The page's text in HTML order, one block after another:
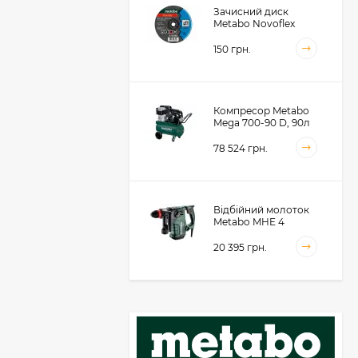
Зачисний диск
Metabo Novoflex
(616468000)
150 грн.
Компресор Metabo
Mega 700-90 D, 90л
78 524 грн.
Відбійний молоток
Metabo MHE 4
20 395 грн.
фрезер для обробки
металевих крайок
Metabo KFMVB 18 LTX
50 104 грн.